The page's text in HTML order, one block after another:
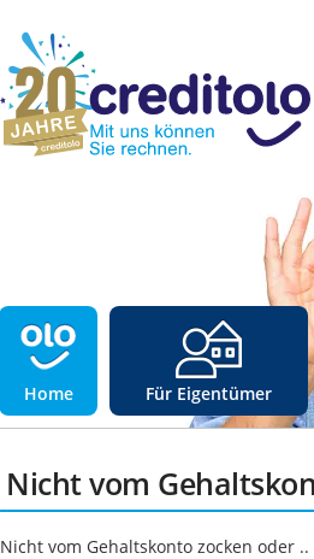
Home Für Eigentümer
Nicht vom
Nicht vom Gehaltskonto zocken oder ..